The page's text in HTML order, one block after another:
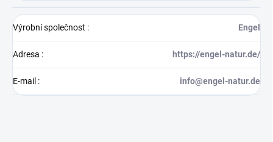
Výrobní společnost : Engel
Adresa : https://engel-natur.de/
E-mail : info@engel-natur.de